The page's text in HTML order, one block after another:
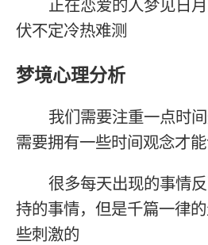
正在恋爱的人梦见日
伏不定冷热难测
梦境心理分析
我们需要注重一点时
需要拥有一些时间观念才
很多每天出现的事情
持的事情，但是千篇一律
些刺激的